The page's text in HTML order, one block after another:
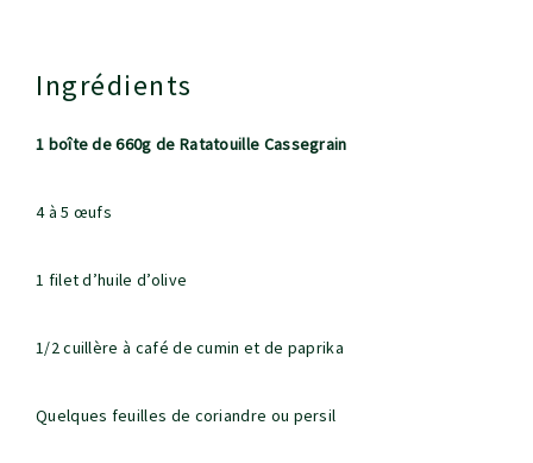
Ingrédients
1 boîte de 660g de Ratatouille Cassegrain
4 à 5 œufs
1 filet d’huile d’olive
1/2 cuillère à café de cumin et de paprika
Quelques feuilles de coriandre ou persil